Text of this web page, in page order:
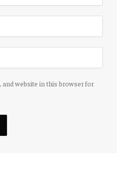
and website in this browser for